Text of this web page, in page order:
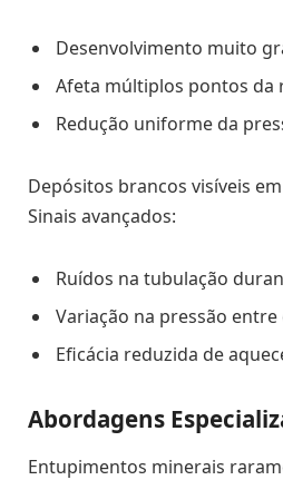
Desenvolvimento muito
Afeta múltiplos pontos da
Redução uniforme da
Depósitos brancos visíveis
Sinais avançados:
Ruídos na tubulação
Variação na pressão
Eficácia reduzida de
Abordagens
Entupimentos minerais